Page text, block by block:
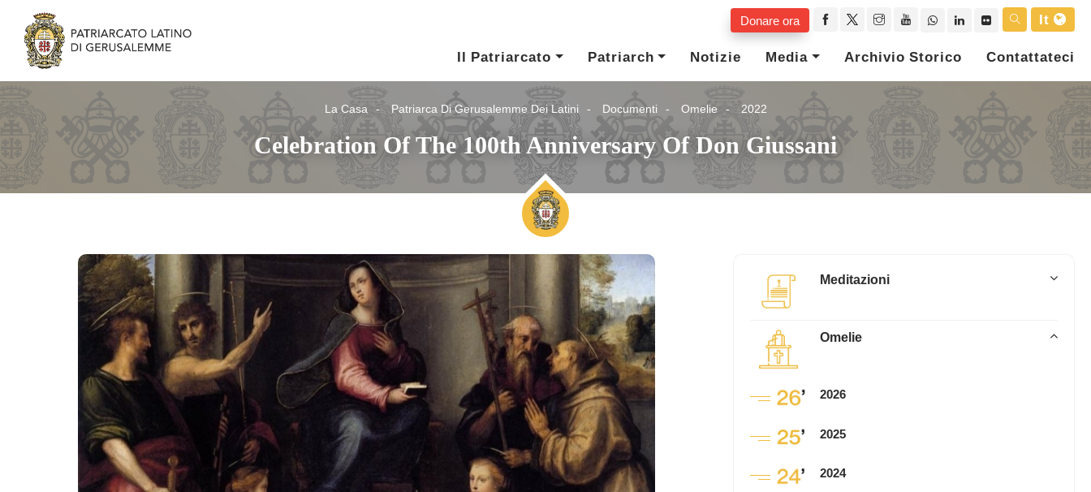
Donare ora
It
Il Patriarcato
Patriarch Notizie Media Archivio Storico Contattateci
La Casa Patriarca Di Gerusalemme Dei Latini Documenti Omelie 2022
Celebration Of The 100th Anniversary Of Don Giussani
Meditazioni
Omelie
2026
2025
2024